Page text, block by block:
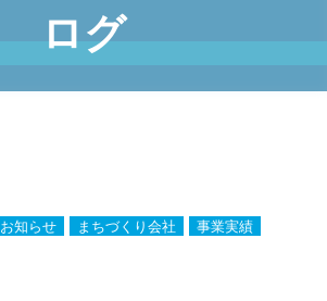
ログ
お知らせ まちづくり会社 事業実績